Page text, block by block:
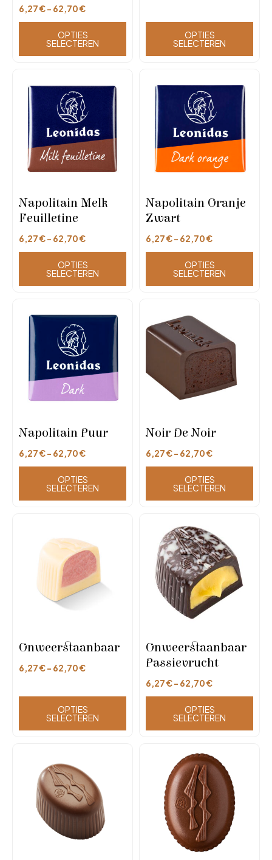
6,27€- 62,70€
OPTIES
SELECTEREN
OPTIES
SELECTEREN
Napolitain Melk
Feuilletine
6,27€- 62,70€
OPTIES
SELECTEREN
Napolitain Oranje
Zwart
6,27€- 62,70€
OPTIES
SELECTEREN
Napolitain Puur
6,27€- 62,70€
OPTIES
SELECTEREN
Noir De Noir
6,27€- 62,70€
OPTIES
SELECTEREN
Onweerstaanbaar
6,27€- 62,70€
OPTIES
SELECTEREN
Onweerstaanbaar
Passievrucht
6,27€- 62,70€
OPTIES
SELECTEREN